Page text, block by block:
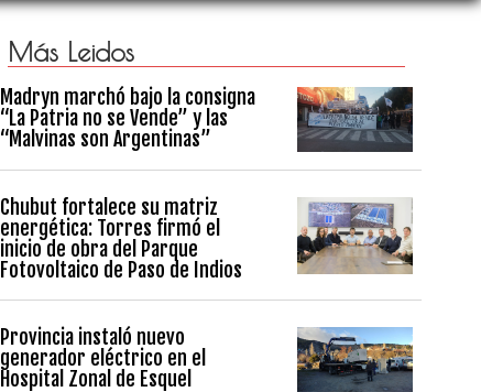
Más Leidos
Madryn marchó bajo la consigna
“La Patria no se Vende” y las
“Malvinas son Argentinas”
Chubut fortalece su matriz
energética: Torres firmó el
inicio de obra del Parque
Fotovoltaico de Paso de Indios
Provincia instaló nuevo
generador eléctrico en el
Hospital Zonal de Esquel